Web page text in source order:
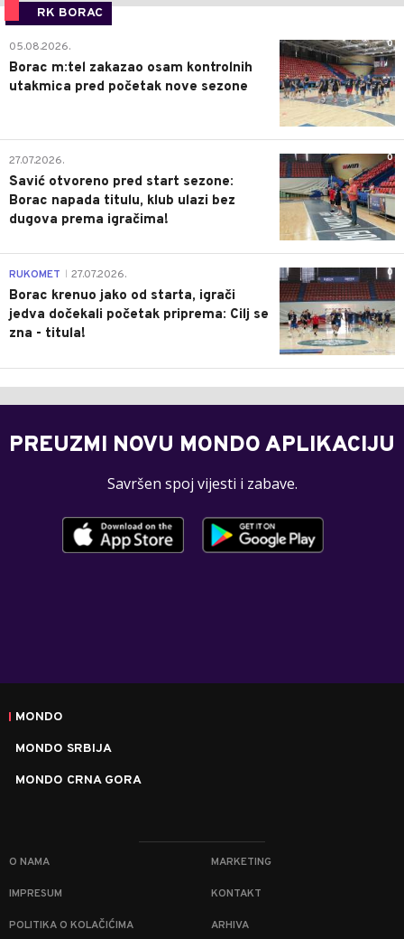
RK BORAC
0
05.08.2026.
Borac m:tel zakazao osam kontrolnih
utakmica pred početak nove sezone
0
27.07.2026.
Savić otvoreno pred start sezone:
Borac napada titulu, klub ulazi bez
dugova prema igračima!
0
RUKOMET 27.07.2026.
Borac krenuo jako od starta, igrači
jedva dočekali početak priprema: Cilj se
zna - titula!
PREUZMI NOVU MONDO APLIKACIJU
Savršen spoj vijesti i zabave.
MONDO
MONDO SRBIJA
MONDO CRNA GORA
O NAMA MARKETING
IMPRESUM KONTAKT
POLITIKA O KOLAČIĆIMA ARHIVA